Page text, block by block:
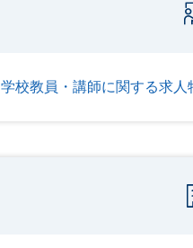
学校教員・講師に関する求人